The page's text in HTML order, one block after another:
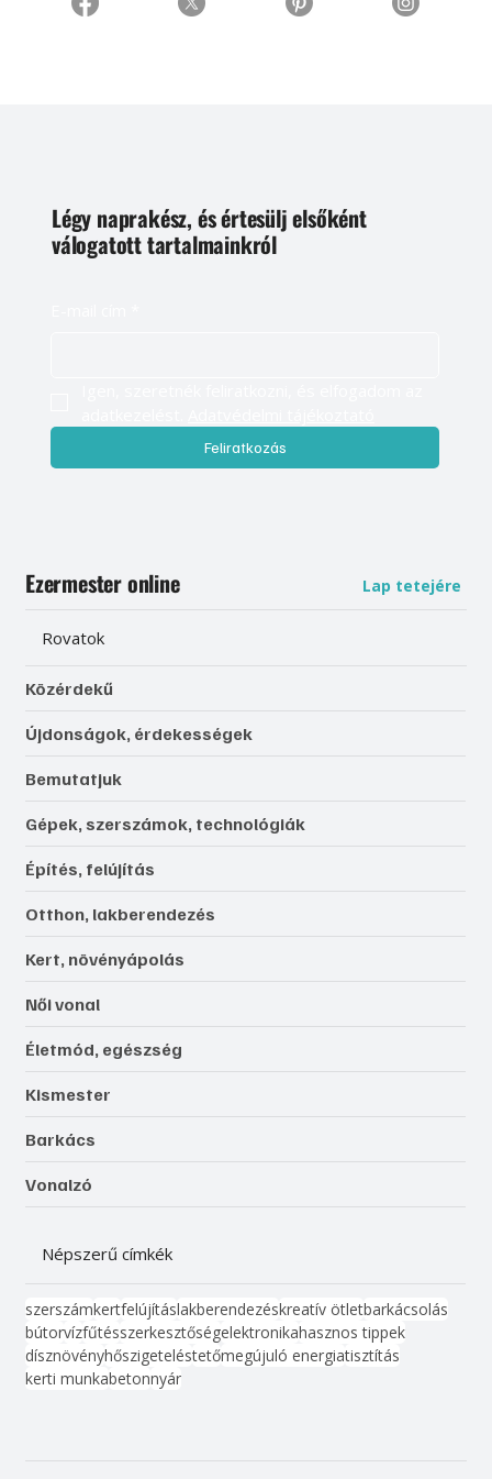
Légy naprakész, és értesülj elsőként
válogatott tartalmainkról
Feliratkozás
Ezermester online Lap tetejére
Rovatok
Közérdekű
Újdonságok, érdekességek
Bemutatjuk
Gépek, szerszámok, technológiák
Építés, felújítás
Otthon, lakberendezés
Kert, növényápolás
Női vonal
Életmód, egészség
Kismester
Barkács
Vonalzó
Népszerű címkék
szerszámkertfelújításlakberendezéskreatív ötletbarkácsolás
bútorvízfűtésszerkesztőségelektronikahasznos tippek
dísznövényhőszigeteléstetőmegújuló energiatisztítás
kerti munkabetonnyár